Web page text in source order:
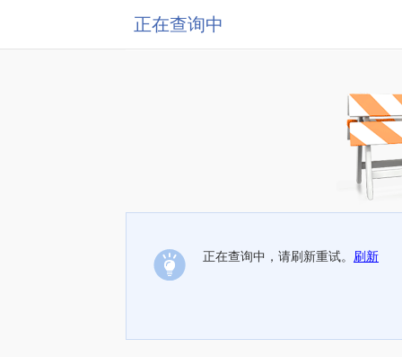
正在查询中
正在查询中，请刷新重试。 刷新